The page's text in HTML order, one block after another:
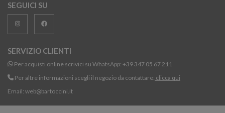
SEGUICI SU
SERVIZIO CLIENTI
Per acquisti online scrivici su WhatsApp: +39 347 05 67 211
Per altre informazioni scegli il negozio da contattare: clicca qui
Email: web@bartoccini.it